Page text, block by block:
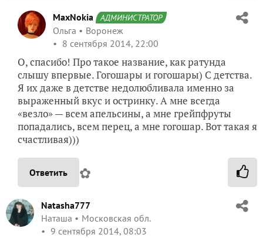
MaxNokia АДМИНИСТРАТОР
Ольга
Воронеж
8 сентября 2014, 22:00
О, спасибо! Про такое название, как ратунда
слышу впервые. Гогошары и гогошары) С детства.
Я их даже в детстве недолюбливала именно за
выраженный вкус и остринку. А мне всегда
«везло» — всем апельсины, а мне грейпфруты
попадались, всем перец, а мне гогошар. Вот такая я
счастливая)))
Ответить ✿
Natasha777
Наташа
Московская обл.
9 сентября 2014, 08:03